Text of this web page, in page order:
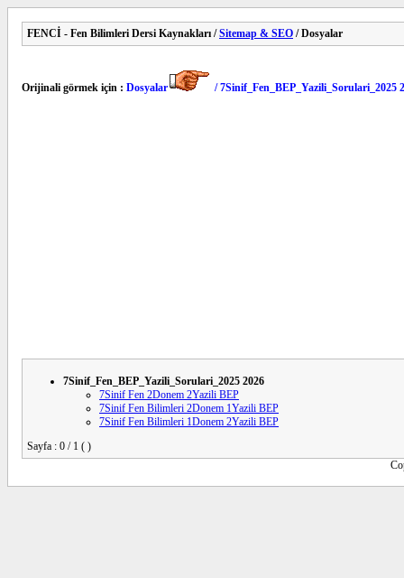
FENCİ - Fen Bilimleri Dersi Kaynakları /Sitemap & SEO / Dosyalar
Orijinali görmek için : Dosyalar / 7Sinif_Fen_BEP_Yazili_Sorulari_2025
7Sinif_Fen_BEP_Yazili_Sorulari_2025 2026
7Sinif Fen 2Donem 2Yazili BEP
7Sinif Fen Bilimleri 2Donem 1Yazili BEP
7Sinif Fen Bilimleri 1Donem 2Yazili BEP
Sayfa : 0 / 1 ( )